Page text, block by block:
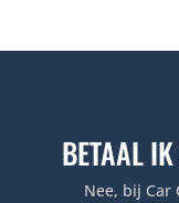
BETAAL
Nee, bij Car